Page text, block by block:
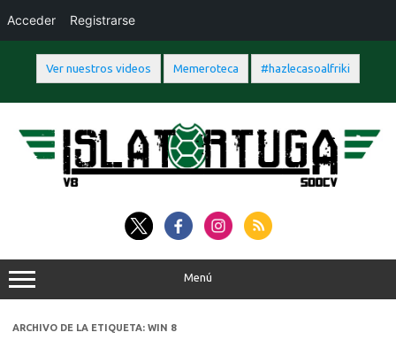
Ver nuestros videos Memeroteca #hazlecasoalfriki
Acceder Registrarse
contenido
Menú
ARCHIVO DE LA ETIQUETA: WIN 8